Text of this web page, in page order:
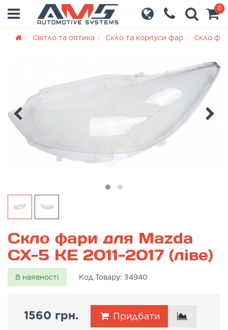
0
Світло та оптика Скло та корпуси фар Скло
Скло фари для Mazda
CX-5 KE 2011-2017 (ліве)
В наявності Код Товару: 34940
1560 грн. Придбати